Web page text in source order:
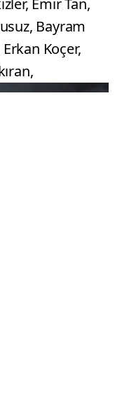
Emir Tan,
Bayram
Erkan Koçer,